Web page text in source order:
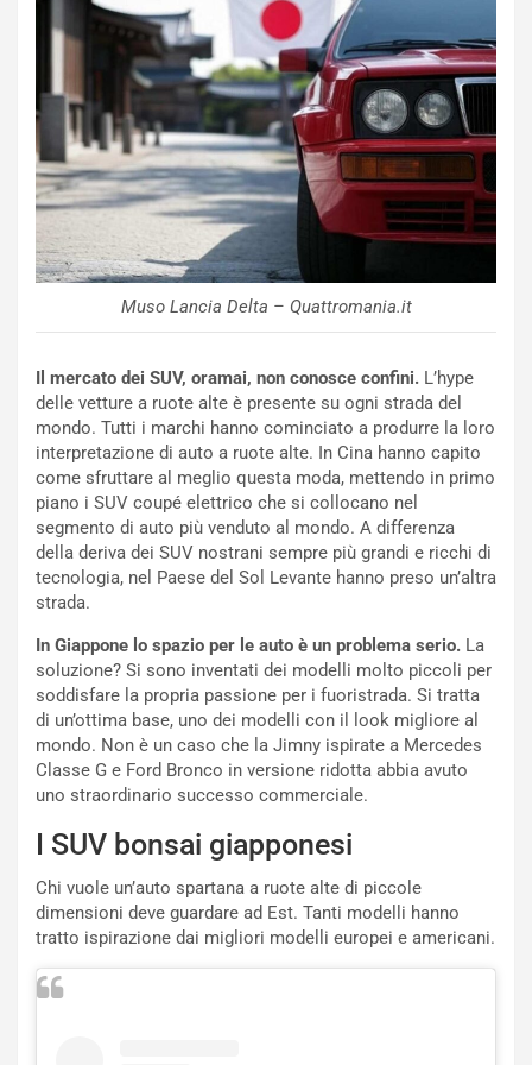
Muso Lancia Delta – Quattromania.it
Il mercato dei SUV, oramai, non conosce confini. L’hype
delle vetture a ruote alte è presente su ogni strada del
mondo. Tutti i marchi hanno cominciato a produrre la loro
interpretazione di auto a ruote alte. In Cina hanno capito
come sfruttare al meglio questa moda, mettendo in primo
piano i SUV coupé elettrico che si collocano nel
segmento di auto più venduto al mondo. A differenza
della deriva dei SUV nostrani sempre più grandi e ricchi di
tecnologia, nel Paese del Sol Levante hanno preso un’altra
strada.
In Giappone lo spazio per le auto è un problema serio. La
soluzione? Si sono inventati dei modelli molto piccoli per
soddisfare la propria passione per i fuoristrada. Si tratta
di un’ottima base, uno dei modelli con il look migliore al
mondo. Non è un caso che la Jimny ispirate a Mercedes
Classe G e Ford Bronco in versione ridotta abbia avuto
uno straordinario successo commerciale.
I SUV bonsai giapponesi
Chi vuole un’auto spartana a ruote alte di piccole
dimensioni deve guardare ad Est. Tanti modelli hanno
tratto ispirazione dai migliori modelli europei e americani.
s
a
n
Q
a
s
h
q
P
O
W
E
R
S
a
b
c
e
u
N
u
o
v
o
e
NOTIZIE
C
o
n
e